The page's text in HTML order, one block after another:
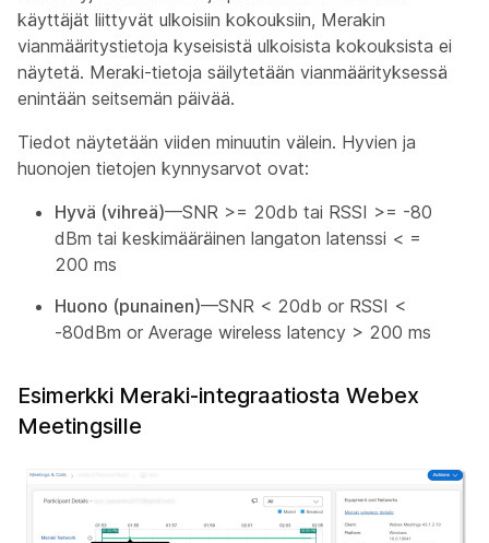
käyttäjät liittyvät ulkoisiin kokouksiin, Merakin
vianmääritystietoja kyseisistä ulkoisista kokouksista ei
näytetä. Meraki-tietoja säilytetään vianmäärityksessä
enintään seitsemän päivää.
Tiedot näytetään viiden minuutin välein. Hyvien ja
huonojen tietojen kynnysarvot ovat:
Hyvä (vihreä)—SNR >= 20db tai RSSI >= -80
dBm tai keskimääräinen langaton latenssi < =
200 ms
Huono (punainen)—SNR < 20db or RSSI <
-80dBm or Average wireless latency > 200 ms
Esimerkki Meraki-integraatiosta Webex
Meetingsille